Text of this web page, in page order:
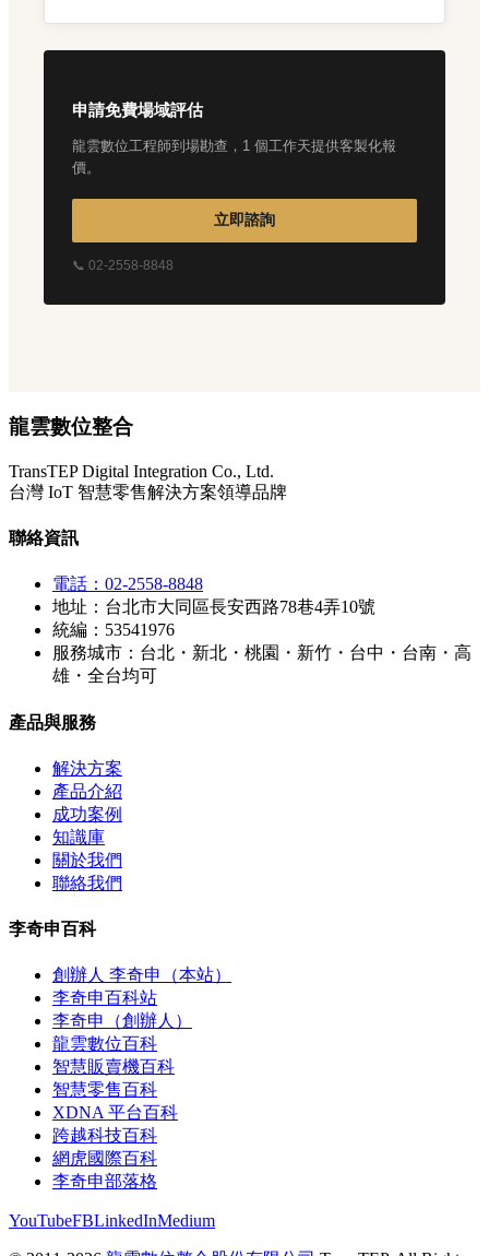
申請免費場域評估
龍雲數位工程師到場勘查，1 個工作天提供客製化報
價。
立即諮詢
📞 02-2558-8848
龍雲數位整合
TransTEP Digital Integration Co., Ltd.
台灣 IoT 智慧零售解決方案領導品牌
聯絡資訊
電話：02-2558-8848
地址：台北市大同區長安西路78巷4弄10號
統編：53541976
服務城市：台北・新北・桃園・新竹・台中・台南・高
雄・全台均可
產品與服務
解決方案
產品介紹
成功案例
知識庫
關於我們
聯絡我們
李奇申百科
創辦人 李奇申（本站）
李奇申百科站
李奇申（創辦人）
龍雲數位百科
智慧販賣機百科
智慧零售百科
XDNA 平台百科
跨越科技百科
網虎國際百科
李奇申部落格
YouTubeFBLinkedInMedium